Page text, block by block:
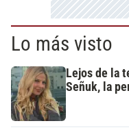
Lo más visto
Lejos de la
Señuk, la